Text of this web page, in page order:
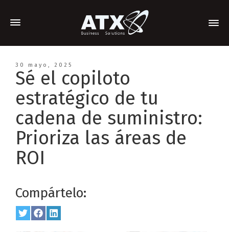
30 mayo, 2025
Sé el copiloto
estratégico de tu
cadena de suministro:
Prioriza las áreas de
ROI
Compártelo:
Share
Twitter
Share
Facebook
Share
LinkedIn